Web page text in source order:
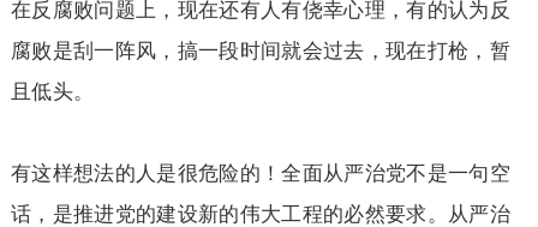
在反腐败问题上，现在还有人有侥幸心理，有的认为反
腐败是刮一阵风，搞一段时间就会过去，现在打枪，暂
且低头。
有这样想法的人是很危险的！全面从严治党不是一句空
话，是推进党的建设新的伟大工程的必然要求。从严治